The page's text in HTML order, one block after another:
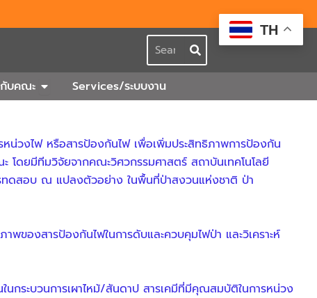
Search
ร
บคณะ Open เกี่ยวกับคณะ
Services/ระบบงาน
วงไฟ หรือสารป้องกันไฟ เพื่อเพิ่มประสิทธิภาพการป้องกัน
โดยมีทีมวิจัยจากคณะวิศวกรรมศาสตร์ สถาบันเทคโนโลยี
ทดสอบ ณ แปลงตัวอย่าง ในพื้นที่ป่าสงวนแห่งชาติ ป่า
ของสารป้องกันไฟในการดับและควบคุมไฟป่า และวิเคราะห์
กระบวนการเผาไหม้/สันดาป สารเคมีที่มีคุณสมบัติในการหน่วง
TH